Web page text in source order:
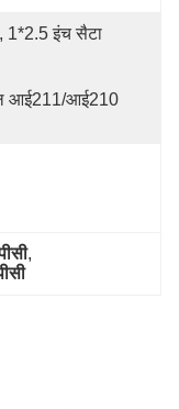
1*2.5 इंच सैटा
आई211/आई210
,